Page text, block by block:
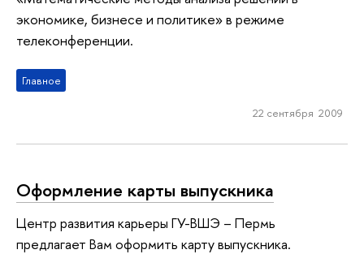
экономике, бизнесе и политике» в режиме
телеконференции.
Главное
22 сентября 2009
Оформление карты выпускника
Центр развития карьеры ГУ-ВШЭ – Пермь
предлагает Вам оформить карту выпускника.